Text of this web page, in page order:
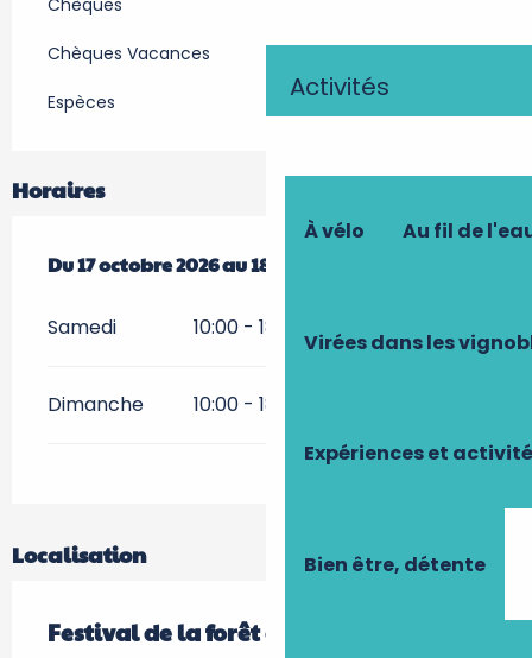
Activités
À vélo Au fil de
Virées dans les
Expériences et
Bien être, détente
Chèques
Chèques Vacances
Espèces
Horaires
Du17 octobre 2026au18 octobre 2026
Du17 octobre 2026au18 octobre 2026
Samedi 10:00 - 18:00
Dimanche 10:00 - 18:00
Localisation
Festival de la forêt et du bois